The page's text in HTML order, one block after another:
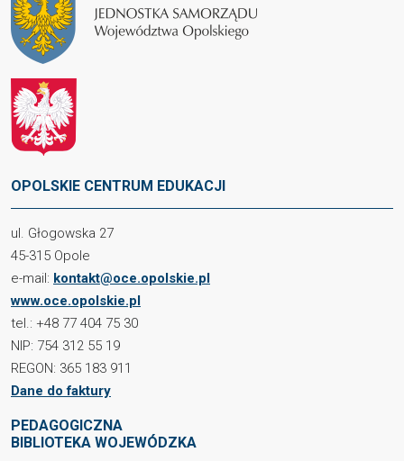
OPOLSKIE CENTRUM EDUKACJI
ul. Głogowska 27
45-315 Opole
e-mail: kontakt@oce.opolskie.pl
www.oce.opolskie.pl
tel.: +48 77 404 75 30
NIP: 754 312 55 19
REGON: 365 183 911
Dane do faktury
PEDAGOGICZNA
BIBLIOTEKA WOJEWÓDZKA